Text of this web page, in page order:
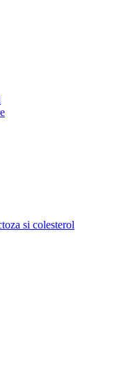
si colesterol